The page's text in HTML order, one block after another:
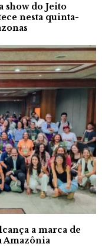
show do Jeito
nesta quinta-
a marca de
Amazônia